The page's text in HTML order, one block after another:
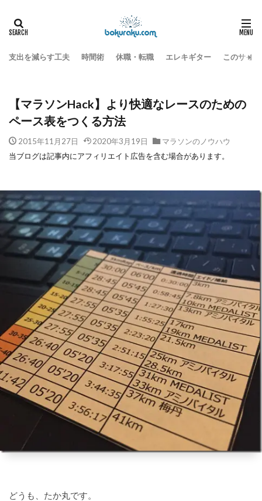
支出を減らす工夫 時間術 休職・転職 エレキギター このサイ
【マラソンHack】より快適なレースのためのペース表をつくる方法
【マラソンHack】より快適なレースのための
ペース表をつくる方法
2015年11月27日 2020年3月19日 マラソンのノウハウ
当ブログは記事内にアフィリエイト広告を含む場合があります。
どうも、たか丸です。